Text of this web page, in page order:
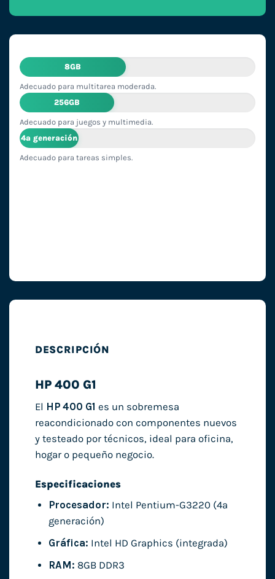
8GB
Adecuado para multitarea moderada.
256GB
Adecuado para juegos y multimedia.
4ª generación
Adecuado para tareas simples.
DESCRIPCIÓN
HP 400 G1
El HP 400 G1 es un sobremesa
reacondicionado con componentes nuevos
y testeado por técnicos, ideal para oficina,
hogar o pequeño negocio.
Especificaciones
Procesador: Intel Pentium-G3220 (4ª
generación)
Gráfica: Intel HD Graphics (integrada)
RAM: 8GB DDR3